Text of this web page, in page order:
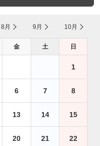
8月 9月 10月
金 土 日
1
6 7 8
13 14 15
20 21 22